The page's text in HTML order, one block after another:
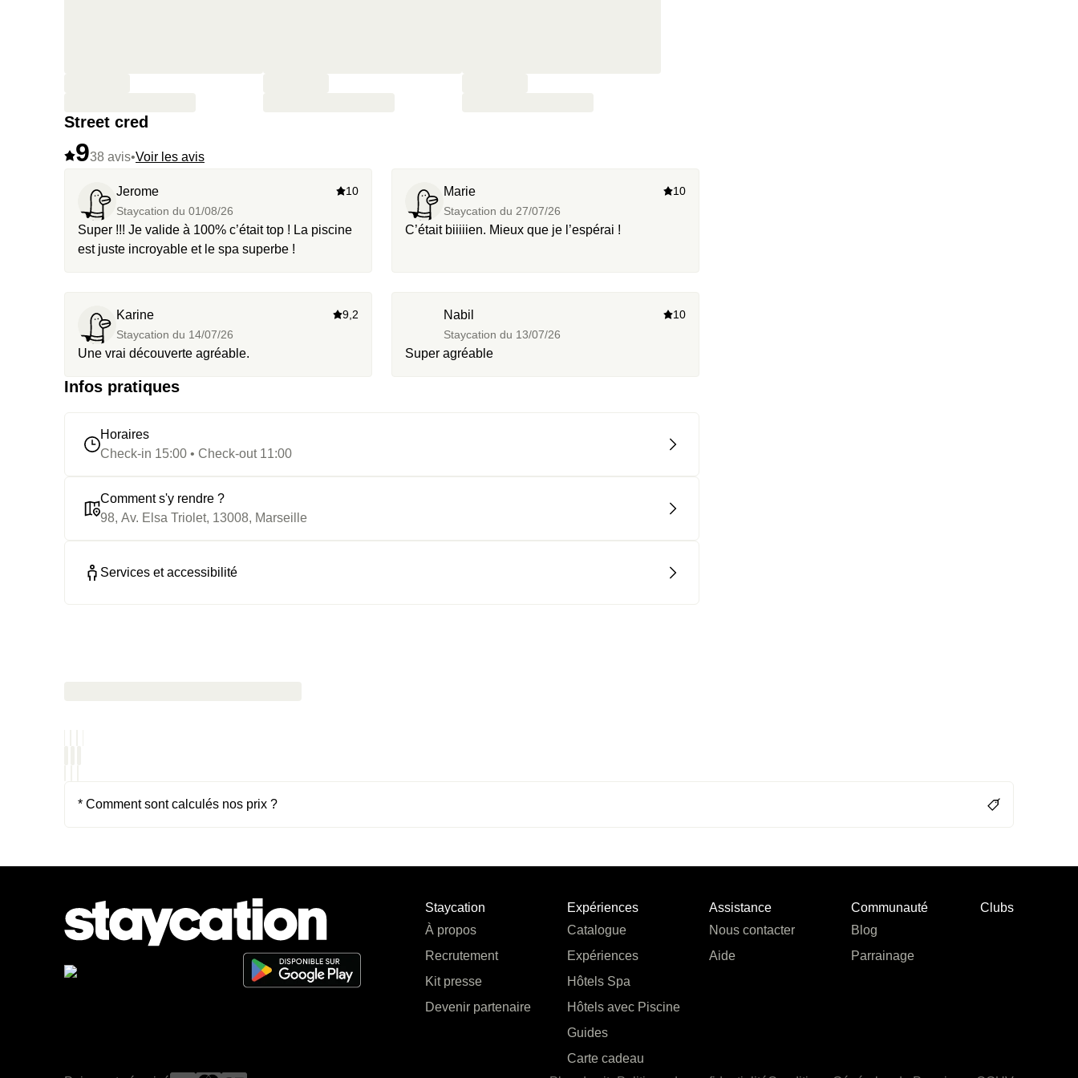
Street cred
938 avis•Voir les avis
Jerome
Staycation du 01/08/26
10
Super !!! Je valide à 100% c’était top ! La piscine
est juste incroyable et le spa superbe !
Marie
Staycation du 27/07/26
10
C’était biiiiien. Mieux que je l’espérai !
Karine
Staycation du 14/07/26
9,2
Une vrai découverte agréable.
Nabil
Staycation du 13/07/26
10
Super agréable
Infos pratiques
Horaires
Check-in 15:00 • Check-out 11:00
Comment s'y rendre ?
98, Av. Elsa Triolet, 13008, Marseille
Services et accessibilité
* Comment sont calculés nos prix ?
Staycation
À propos
Recrutement
Kit presse
Devenir partenaire
Expériences
Catalogue
Expériences
Hôtels Spa
Hôtels avec Piscine
Guides
Carte cadeau
Assistance
Nous contacter
Aide
Communauté
Blog
Parrainage
Clubs